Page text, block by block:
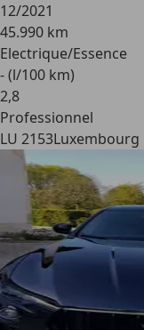
12/2021
45.990 km
Electrique/Essence
- (l/100 km)
2,8
Professionnel
LU 2153Luxembourg